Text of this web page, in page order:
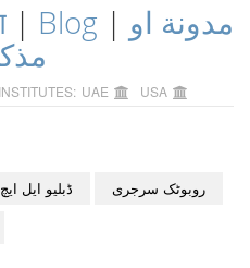
| Blog | مدونة او
UAE USA
ڈبلیو ایل ایچ
روبوٹک سرجری